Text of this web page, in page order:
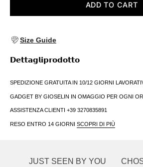
ADD TO CART
Size Guide
𝗗𝗲𝘁𝘁𝗮𝗴𝗹𝗶𝗽𝗿𝗼𝗱𝗼𝘁𝘁𝗼
SPEDIZIONE GRATUITA IN 10/12 GIORNI
GADGET BY GIOSELIN IN OMAGGIO PER OGNI
ASSISTENZA CLIENTI +39 3270835891
RESO ENTRO 14 GIORNI SCOPRI DI PIÙ
JUST SEEN BY YOU